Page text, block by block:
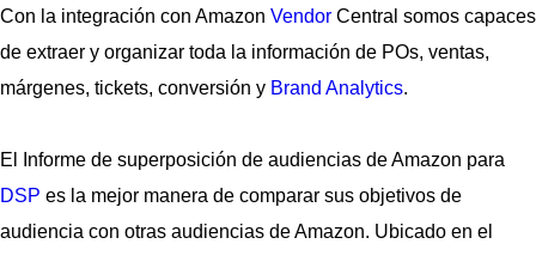
Con la integración con Amazon Vendor Central somos capaces
de extraer y organizar toda la información de POs, ventas,
márgenes, tickets, conversión y Brand Analytics.
El Informe de superposición de audiencias de Amazon para
DSP es la mejor manera de comparar sus objetivos de
audiencia con otras audiencias de Amazon. Ubicado en el